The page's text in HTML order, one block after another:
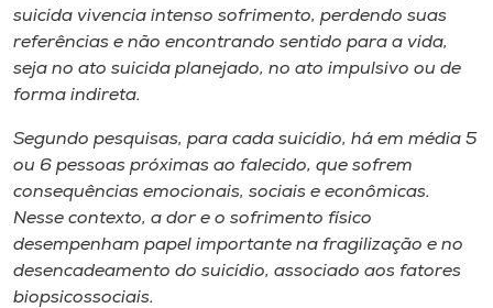
suicida vivencia intenso sofrimento, perdendo suas
referências e não encontrando sentido para a vida,
seja no ato suicida planejado, no ato impulsivo ou de
forma indireta.
Segundo pesquisas, para cada suicídio, há em média 5
ou 6 pessoas próximas ao falecido, que sofrem
consequências emocionais, sociais e econômicas.
Nesse contexto, a dor e o sofrimento físico
desempenham papel importante na fragilização e no
desencadeamento do suicídio, associado aos fatores
biopsicossociais.